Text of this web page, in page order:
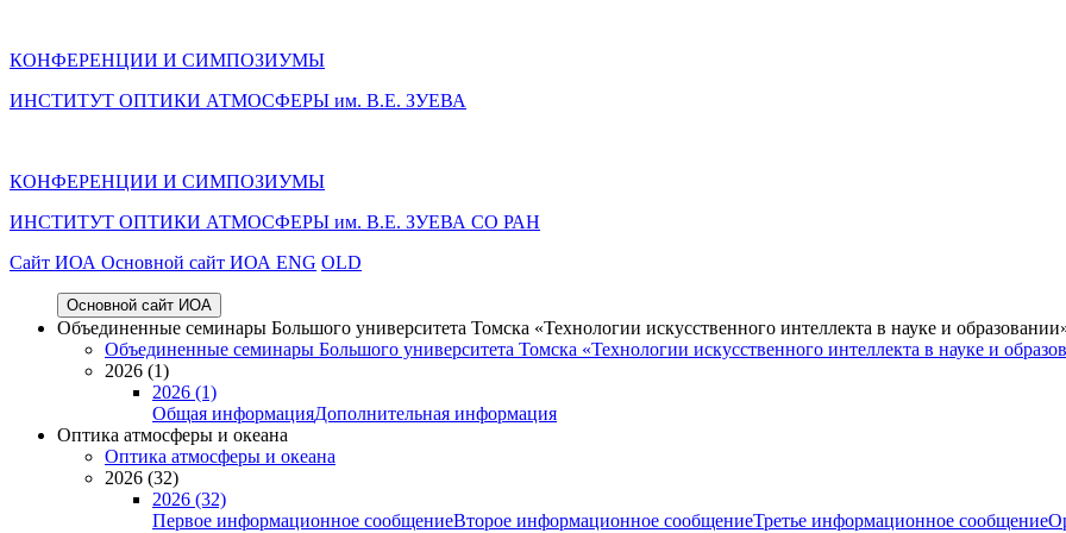
КОНФЕРЕНЦИИ И СИМПОЗИУМЫ
ИНСТИТУТ ОПТИКИ АТМОСФЕРЫ им. В.Е. ЗУЕВА
КОНФЕРЕНЦИИ И СИМПОЗИУМЫ
ИНСТИТУТ ОПТИКИ АТМОСФЕРЫ им. В.Е. ЗУЕВА СО РАН
Cайт ИОА Основной сайт ИОА ENG OLD
Основной сайт ИОА
Объединенные семинары Большого университета Томска «Технологии искусственного интеллекта в науке и
Объединенные семинары Большого университета Томска «Технологии искусственного интеллекта в науке и
2026 (1)
2026 (1)
Общая информацияДополнительная информация
Оптика атмосферы и океана
Оптика атмосферы и океана
2026 (32)
2026 (32)
Первое информационное сообщениеВторое информационное сообщениеТретье информационное сообщение